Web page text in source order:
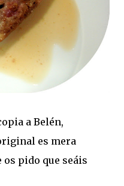
a Belén,
es mera
pido que seáis